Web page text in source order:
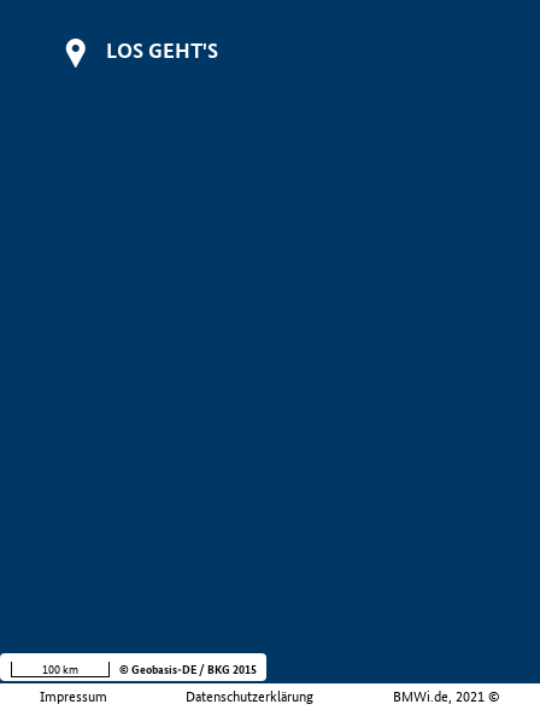
LOS GEHT'S
Impressum Datenschutzerklärung BMWi.de, 2021 ©
100 km © Geobasis-DE / BKG 2015